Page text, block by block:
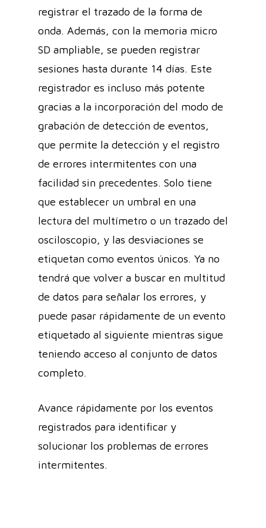
registrar el trazado de la forma de
onda. Además, con la memoria micro
SD ampliable, se pueden registrar
sesiones hasta durante 14 días. Este
registrador es incluso más potente
gracias a la incorporación del modo de
grabación de detección de eventos,
que permite la detección y el registro
de errores intermitentes con una
facilidad sin precedentes. Solo tiene
que establecer un umbral en una
lectura del multímetro o un trazado del
osciloscopio, y las desviaciones se
etiquetan como eventos únicos. Ya no
tendrá que volver a buscar en multitud
de datos para señalar los errores, y
puede pasar rápidamente de un evento
etiquetado al siguiente mientras sigue
teniendo acceso al conjunto de datos
completo.
Avance rápidamente por los eventos
registrados para identificar y
solucionar los problemas de errores
intermitentes.